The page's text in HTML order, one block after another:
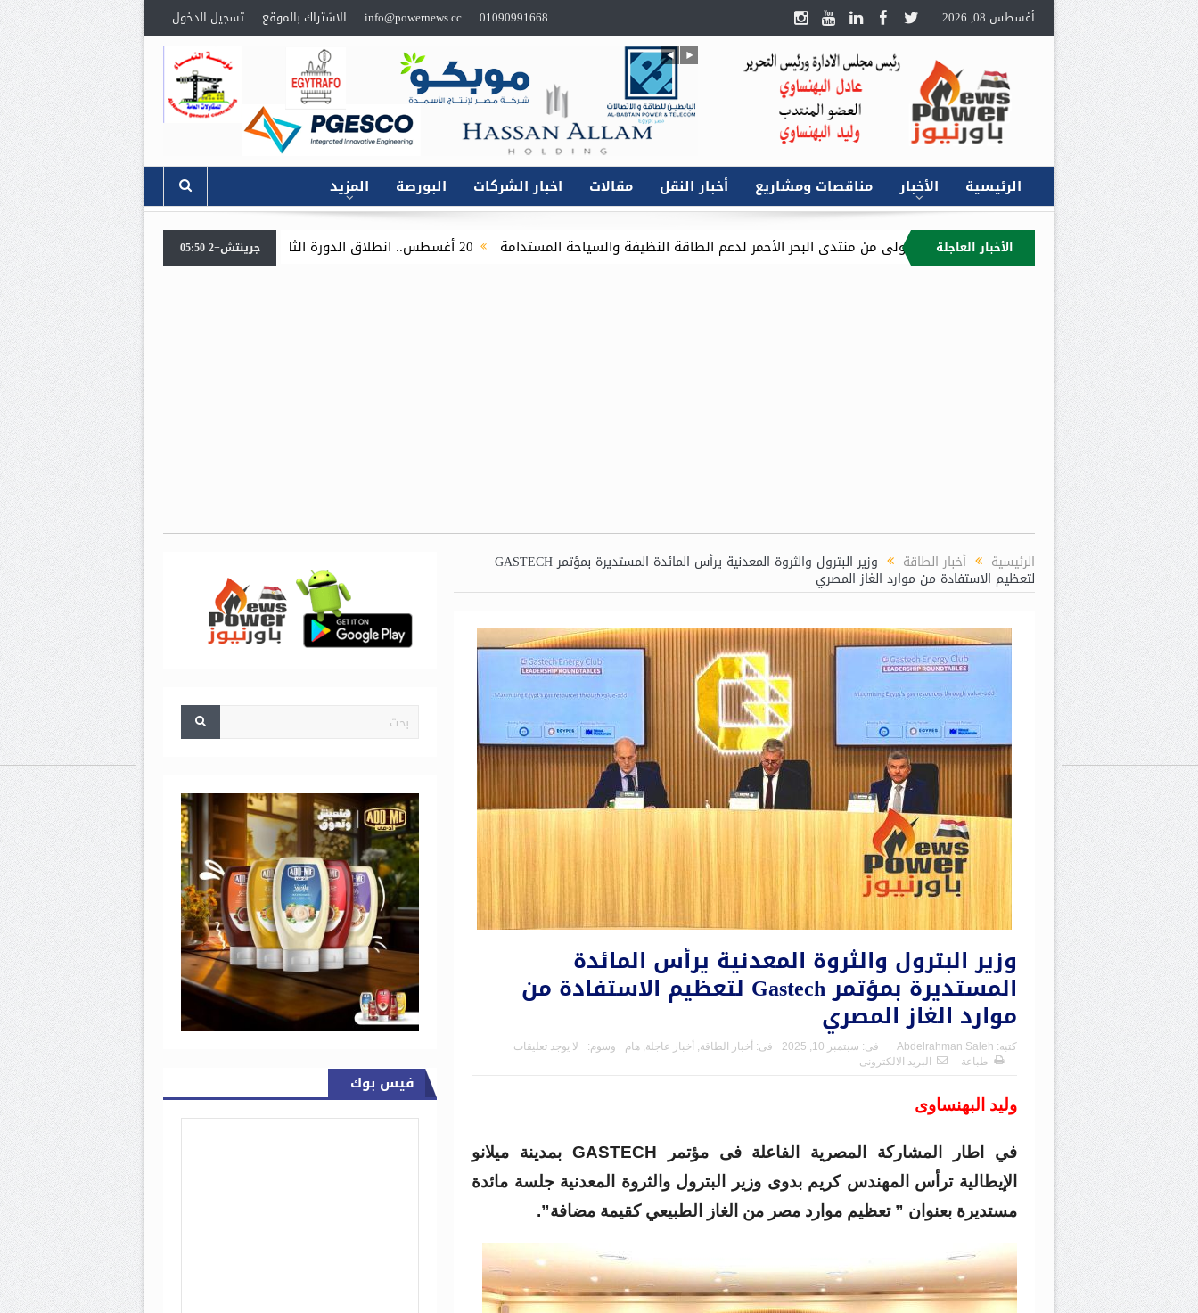
أغسطس 08, 2026 01090991668
info@powernews.cc الاشتراك بالموقع تسجيل الدخول
الرئيسية الأخبار مناقصات ومشاريع أخبار النقل مقالات اخبار الشركات البورصة المزيد
الأخبار العاجلة 20 أغسطس.. انطلاق الدورة الثامنة لمعرض تكنولوجيا الليد ونظم الإضاءة الحديثة بالقاهرة الجديدة جرينتش+2 05:50
الرئيسية أخبار الطاقة وزير البترول والثروة المعدنية يرأس المائدة المستديرة بمؤتمر GASTECH
لتعظيم الاستفادة من موارد الغاز المصري
وزير البترول والثروة المعدنية يرأس المائدة
المستديرة بمؤتمر Gastech لتعظيم الاستفادة من
موارد الغاز المصري
كتبه: Abdelrahman Saleh فى: سبتمبر 10, 2025 فى: أخبار الطاقة أخبار عاجلة هام وسوم:
لا يوجد تعليقات
طباعة
البريد الالكترونى
وليد البهنساوى
في اطار المشاركة المصرية الفاعلة فى مؤتمر GASTECH بمدينة ميلانو
الإيطالية ترأس المهندس كريم بدوى وزير البترول والثروة المعدنية جلسة مائدة
مستديرة بعنوان ” تعظيم موارد مصر من الغاز الطبيعي كقيمة مضافة”.
فيس بوك